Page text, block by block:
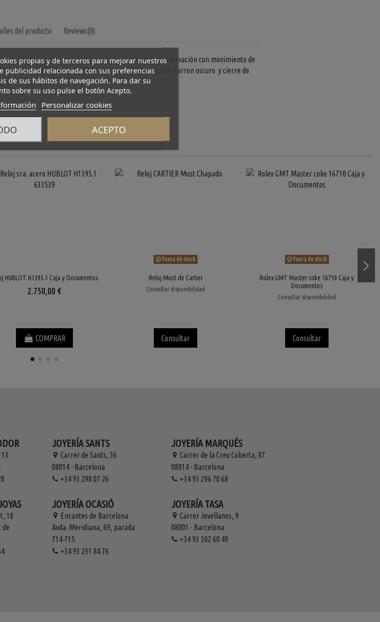
del producto Reviews(0)
de segunda mano en perfecto estado de marcha y conservación con movimiento de
en oro, fondo blanco y números romanos. Correa de piel marron oscuro y cierre de
HUBLOT H1395.1 Caja y Documentos
2.750,00 €
COMPRAR
Fuera de stock
Reloj Must de Cartier
Consultar disponibilidad
Consultar
Fuera de stock
Rolex GMT Master coke 16710 Caja y
Documentos
Consultar disponibilidad
Consultar
JOYERÍA SANTS
Carrer de Sants, 36
08014 - Barcelona
+34 93 298 07 26
18
de
JOYERÍA OCASIÓ
Encantes de Barcelona
Avda. Meridiana, 69, parada
714-715
+34 93 231 84 76
JOYERÍA MARQUÉS
Carrer de la Creu Coberta, 87
08014 - Barcelona
+34 93 296 70 68
JOYERÍA TASA
Carrer Jovellanos, 9
08001 - Barcelona
+34 93 302 60 49
propias y de terceros para mejorar nuestros
publicidad relacionada con sus preferencias
de sus hábitos de navegación. Para dar su
sobre su uso pulse el botón Acepto.
Personalizar cookies
ACEPTO